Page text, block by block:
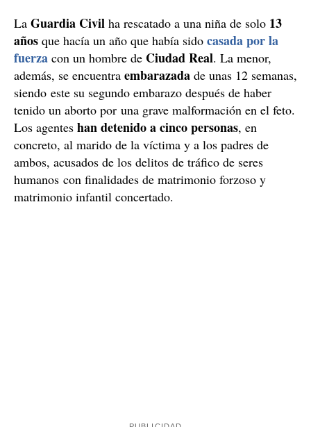
La Guardia Civil ha rescatado a una niña de solo 13
años que hacía un año que había sido casada por la
fuerza con un hombre de Ciudad Real. La menor,
además, se encuentra embarazada de unas 12 semanas,
siendo este su segundo embarazo después de haber
tenido un aborto por una grave malformación en el feto.
Los agentes han detenido a cinco personas, en
concreto, al marido de la víctima y a los padres de
ambos, acusados de los delitos de tráfico de seres
humanos con finalidades de matrimonio forzoso y
matrimonio infantil concertado.